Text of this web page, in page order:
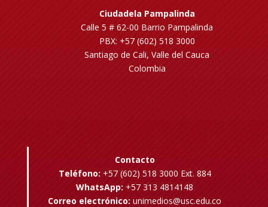
Ciudadela Pampalinda
Calle 5 # 62-00 Barrio Pampalinda
PBX: +57 (602) 518 3000
Santiago de Cali, Valle del Cauca
Colombia
Contacto
Teléfono: +57 (602) 518 3000 Ext. 884
WhatsApp: +57 313 4814148
Correo electrónico: unimedios@usc.edu.co